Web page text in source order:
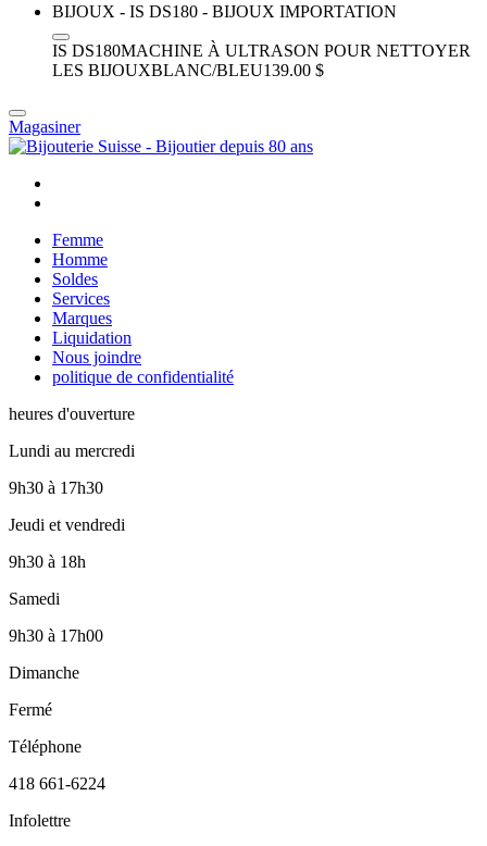
IS DS180MACHINE À ULTRASON POUR NETTOYER
LES BIJOUXBLANC/BLEU139.00 $
Magasiner
Femme
Homme
Soldes
Services
Marques
Liquidation
Nous joindre
politique de confidentialité
heures d'ouverture
Lundi au mercredi
9h30 à 17h30
Jeudi et vendredi
9h30 à 18h
Samedi
9h30 à 17h00
Dimanche
Fermé
Téléphone
418 661-6224
Infolettre